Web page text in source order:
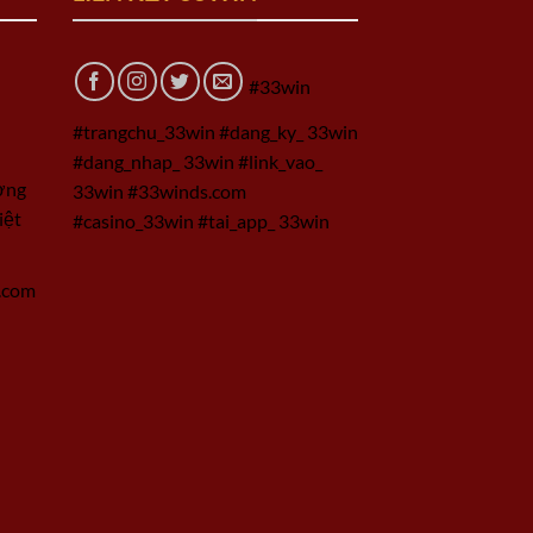
#33win
#trangchu_33win #dang_ky_ 33win
#dang_nhap_ 33win #link_vao_
33win #33winds.com
#casino_33win #tai_app_ 33win